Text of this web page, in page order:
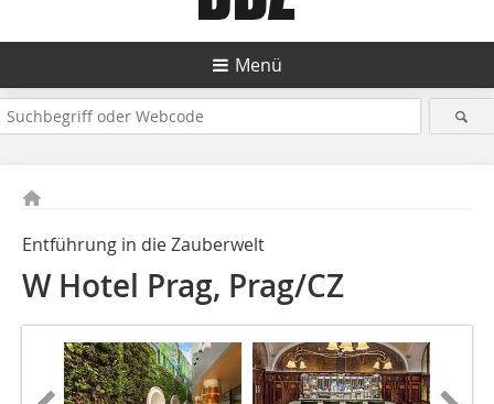
Menü
Entführung in die Zauberwelt
W Hotel Prag, Prag/CZ